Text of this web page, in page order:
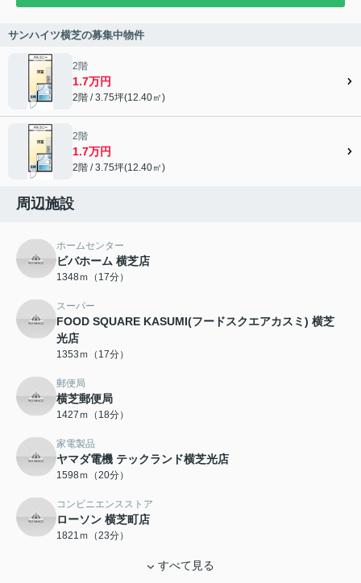
サンハイツ横芝の募集中物件
2階
1.7万円
2階 / 3.75坪(12.40㎡)
2階
1.7万円
2階 / 3.75坪(12.40㎡)
周辺施設
ホームセンター
ビバホーム 横芝店
1348ｍ（17分）
スーパー
FOOD SQUARE KASUMI(フードスクエアカスミ) 横芝
光店
1353ｍ（17分）
郵便局
横芝郵便局
1427ｍ（18分）
家電製品
ヤマダ電機 テックランド横芝光店
1598ｍ（20分）
コンビニエンスストア
ローソン 横芝町店
1821ｍ（23分）
すべて見る